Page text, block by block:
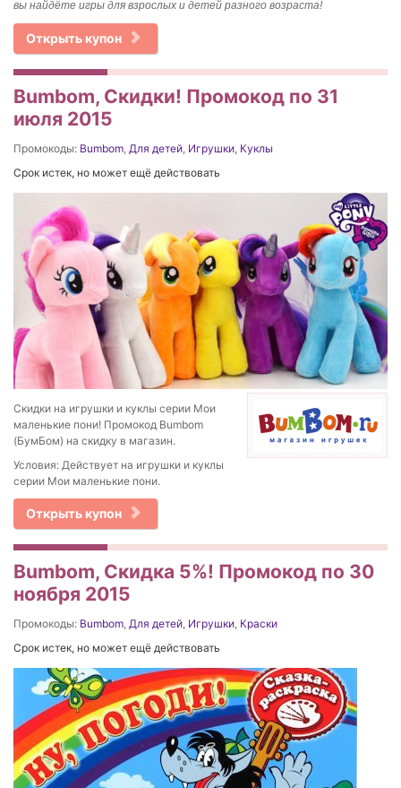
вы найдёте игры для взрослых и детей разного возраста!
Открыть купон
Bumbom, Скидки! Промокод по 31
июля 2015
Промокоды: Bumbom Для детей Игрушки Куклы
Срок истек, но может ещё действовать
Скидки на игрушки и куклы серии Мои
маленькие пони! Промокод Bumbom
(БумБом) на скидку в магазин.
Условия: Действует на игрушки и куклы
серии Мои маленькие пони.
Открыть купон
Bumbom, Скидка 5%! Промокод по 30
ноября 2015
Промокоды: Bumbom, Для детей, Игрушки, Краски
Срок истек, но может ещё действовать